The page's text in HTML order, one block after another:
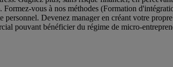
vous à nos méthodes (Formation
personnel. Devenez manager en créant votre
pouvant bénéficier du régime de micro-